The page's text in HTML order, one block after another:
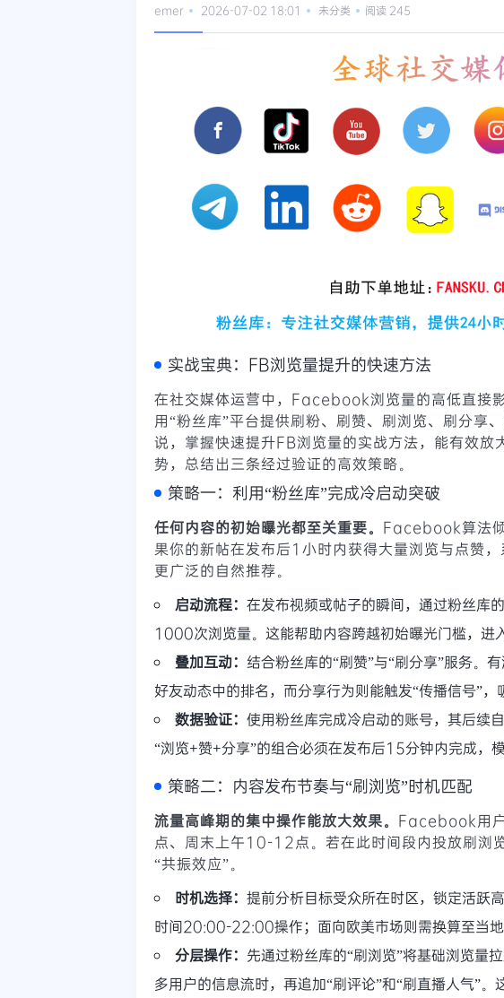
emer 2026-07-02 18:01 未分类 阅读 245
实战宝典：FB浏览量提升的快速方法
在社交媒体运营中，Facebook浏览量的高低直接
用“粉丝库”平台提供刷粉、刷赞、刷浏览、刷分享
说，掌握快速提升FB浏览量的实战方法，能有效放
势，总结出三条经过验证的高效策略。
策略一：利用“粉丝库”完成冷启动突破
任何内容的初始曝光都至关重要。 Facebook算法
果你的新帖在发布后1小时内获得大量浏览与点赞
更广泛的自然推荐。
启动流程： 在发布视频或帖子的瞬间，通过粉丝库
1000次浏览量。这能帮助内容跨越初始曝光门槛，进
叠加互动： 结合粉丝库的“刷赞”与“刷分享”服务。
好友动态中的排名，而分享行为则能触发“传播信号”，
数据验证： 使用粉丝库完成冷启动的账号，其后续
“浏览+赞+分享”的组合必须在发布后15分钟内完成，
策略二：内容发布节奏与“刷浏览”时机匹配
流量高峰期的集中操作能放大效果。 Facebook用
点、周末上午10-12点。若在此时间段内投放刷浏
“共振效应”。
时机选择： 提前分析目标受众所在时区，锁定活跃
时间20:00-22:00操作；面向欧美市场则需换算至当地
分层操作： 先通过粉丝库的“刷浏览”将基础浏览
多用户的信息流时，再追加“刷评论”和“刷直播人气”